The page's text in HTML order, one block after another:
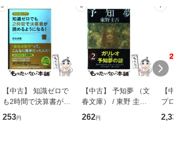
5
【中古】 知識ゼロで
も2時間で決算書が読
めるようになる！ 会
計超入門！ / 佐伯 良
253円
6
【中古】 予知夢 （文
春文庫） / 東野 圭吾 /
文藝春秋 [文庫]【メー
ル便送料無料】
262円
7
【中古
プロデ
OX] / バ
【メー
2,335